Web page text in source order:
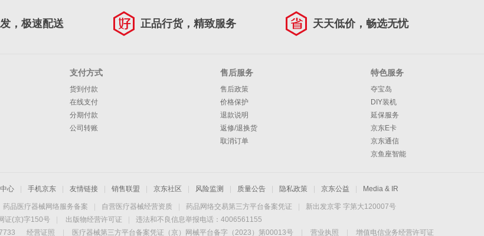
，极速配送 正品行货，精致服务 天天低价，畅选无忧
支付方式
货到付款
在线支付
分期付款
公司转账
售后服务
售后政策
价格保护
退款说明
返修/退换货
取消订单
特色服务
夺宝岛
DIY装机
延保服务
京东E卡
京东通信
京鱼座智能
心 手机京东 友情链接 销售联盟 京东社区 风险监测 质量公告 隐私政策 京东公益 Media & IR
药品医疗器械网络服务备案 自营医疗器械经营资质 药品网络交易第三方平台备案凭证
新出发京零 字第大120007号
证(京)字150号
出版物经营许可证
违法和不良信息举报电话：4006561155
经营证照 医疗器械第三方平台备案凭证（京）网械平台备字（2023）第00013号 营业执照 增值电信业务经营许可证